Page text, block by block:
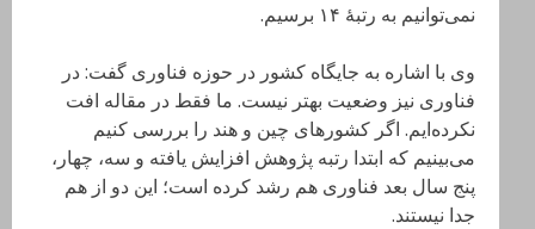
نمی‌توانیم به رتبهٔ ۱۴ برسیم.
وی با اشاره به جایگاه کشور در حوزه فناوری گفت: در
فناوری نیز وضعیت بهتر نیست. ما فقط در مقاله افت
نکرده‌ایم. اگر کشورهای چین و هند را بررسی کنیم
می‌بینیم که ابتدا رتبه پژوهش افزایش یافته و سه، چهار،
پنج سال بعد فناوری هم رشد کرده است؛ این دو از هم
جدا نیستند.